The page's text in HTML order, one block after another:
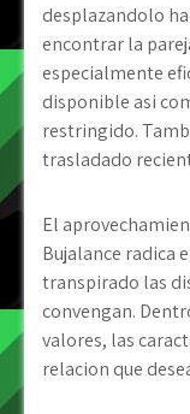
desplazandolo
encontrar la
especialmente
disponible asi­
restringido.
trasladado
El
Bujalance radica
transpirado las
convengan.
valores, las
relacion que